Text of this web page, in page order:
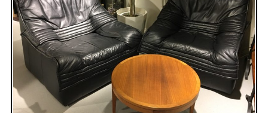
店舗アクセス
お問い合わせ